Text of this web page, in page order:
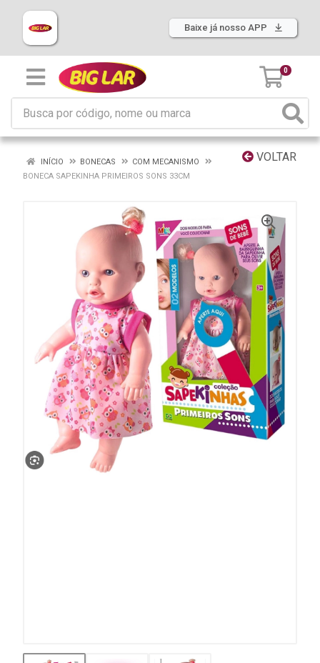
Baixe já nosso APP
0
VOLTAR
INÍCIO BONECAS
COM MECANISMO
BONECA SAPEKINHA PRIMEIROS SONS 33CM